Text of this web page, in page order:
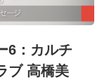
6：カルチ
ブ 高橋美